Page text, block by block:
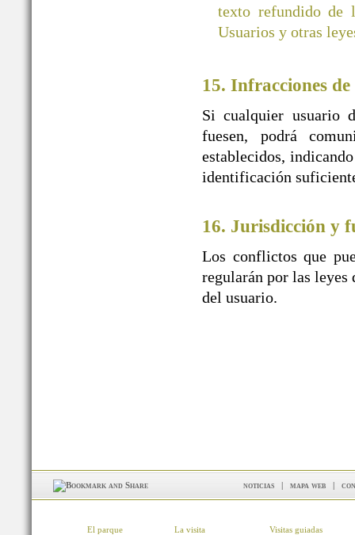
texto refundido de
Usuarios y otras
15. Infracciones de
Si cualquier usuario
fuesen, podrá
establecidos,
identificación
16. Jurisdicción y
Los conflictos que
regularán por las leyes
del usuario.
noticias | mapa web |
El parque La visita Visitas guiadas